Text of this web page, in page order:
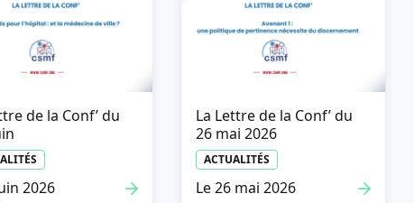
Communiqué de presse
ACTUALITÉS
de la Conf’ du
2026
La Lettre de la Conf’ du
26 mai 2026
ACTUALITÉS
Le 26 mai 2026